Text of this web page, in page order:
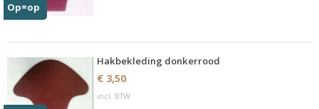
Op=op
Hakbekleding donkerrood
€ 3,50
incl. BTW